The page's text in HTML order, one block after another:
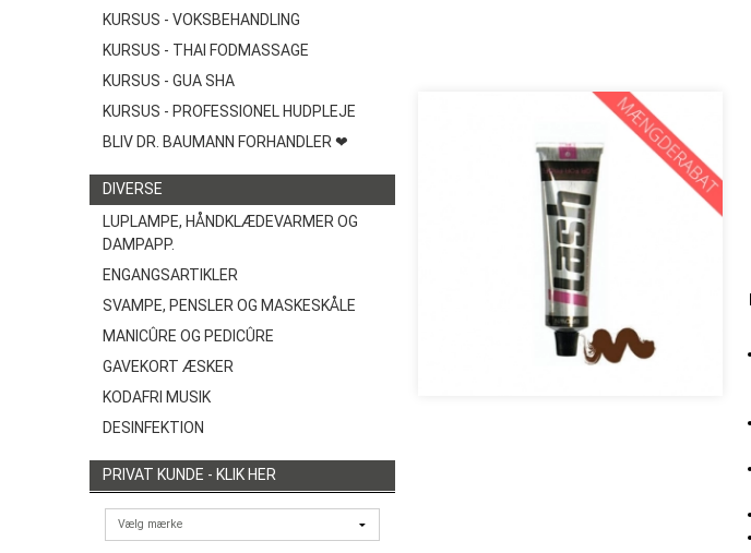
KURSUS - VOKSBEHANDLING
KURSUS - THAI FODMASSAGE
KURSUS - GUA SHA
KURSUS - PROFESSIONEL HUDPLEJE
BLIV DR. BAUMANN FORHANDLER ❤
DIVERSE
LUPLAMPE, HÅNDKLÆDEVARMER OG
DAMPAPP.
ENGANGSARTIKLER
SVAMPE, PENSLER OG MASKESKÅLE
MANICÛRE OG PEDICÛRE
GAVEKORT ÆSKER
KODAFRI MUSIK
DESINFEKTION
PRIVAT KUNDE - KLIK HER